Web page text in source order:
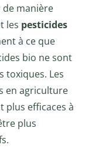
manière
les pesticides
à ce que
bio ne sont
toxiques. Les
en agriculture
plus efficaces à
plus